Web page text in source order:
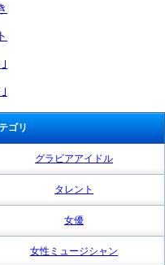
ゴリ
グラビアアイドル
タレント
女優
女性ミュージシャン